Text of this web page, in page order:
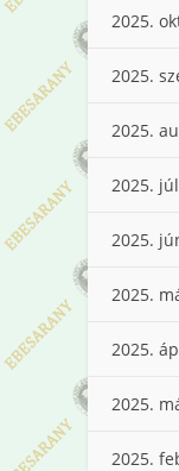
2025.
2025.
2025.
2025.
2025.
2025.
2025.
2025.
2025.